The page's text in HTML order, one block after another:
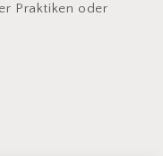
Praktiken oder